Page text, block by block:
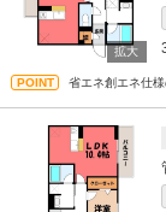
省エネ創エネ仕